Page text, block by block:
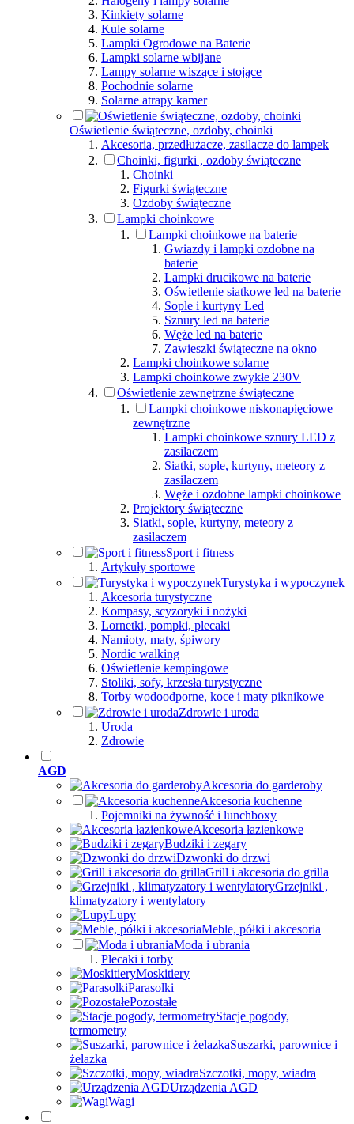
Kinkiety solarne
Kule solarne
Lampki Ogrodowe na Baterie
Lampki solarne wbijane
Lampy solarne wiszące i stojące
Pochodnie solarne
Solarne atrapy kamer
Oświetlenie świąteczne, ozdoby, choinki
Akcesoria, przedłużacze, zasilacze do lampek
Choinki, figurki , ozdoby świąteczne
Choinki
Figurki świąteczne
Ozdoby świąteczne
Lampki choinkowe
Lampki choinkowe na baterie
Gwiazdy i lampki ozdobne na
baterie
Lampki drucikowe na baterie
Oświetlenie siatkowe led na baterie
Sople i kurtyny Led
Sznury led na baterie
Węże led na baterie
Zawieszki świąteczne na okno
Lampki choinkowe solarne
Lampki choinkowe zwykłe 230V
Oświetlenie zewnętrzne świąteczne
Lampki choinkowe niskonapięciowe
zewnętrzne
Lampki choinkowe sznury LED z
zasilaczem
Siatki, sople, kurtyny, meteory z
zasilaczem
Węże i ozdobne lampki choinkowe
Projektory świąteczne
Siatki, sople, kurtyny, meteory z
zasilaczem
Sport i fitness
Artykuły sportowe
Turystyka i wypoczynek
Akcesoria turystyczne
Kompasy, scyzoryki i nożyki
Lornetki, pompki, plecaki
Namioty, maty, śpiwory
Nordic walking
Oświetlenie kempingowe
Stoliki, sofy, krzesła turystyczne
Torby wodoodporne, koce i maty piknikowe
Zdrowie i uroda
Uroda
Zdrowie
AGD
Akcesoria do garderoby
Akcesoria kuchenne
Pojemniki na żywność i lunchboxy
Akcesoria łazienkowe
Budziki i zegary
Dzwonki do drzwi
Grill i akcesoria do grilla
Grzejniki ,
klimatyzatory i wentylatory
Lupy
Meble, półki i akcesoria
Moda i ubrania
Plecaki i torby
Moskitiery
Parasolki
Pozostałe
Stacje pogody,
termometry
Suszarki, parownice i
żelazka
Szczotki, mopy, wiadra
Urządzenia AGD
Wagi